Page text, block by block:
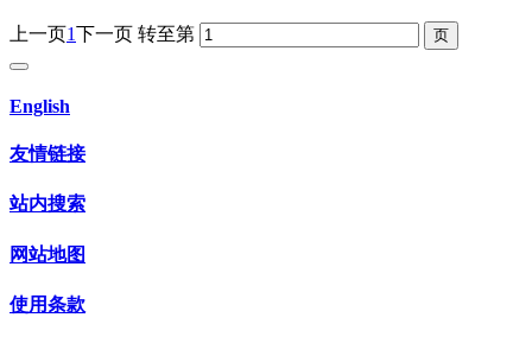
上一页1下一页 转至第
English
友情链接
站内搜索
网站地图
使用条款